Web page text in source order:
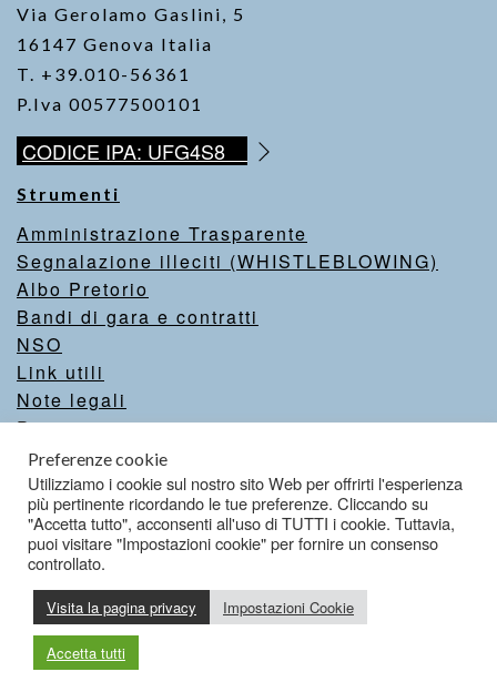
Via Gerolamo Gaslini, 5
16147 Genova Italia
T. +39.010-56361
P.Iva 00577500101
CODICE IPA: UFG4S8
Strumenti
Amministrazione Trasparente
Segnalazione illeciti (WHISTLEBLOWING)
Albo Pretorio
Bandi di gara e contratti
NSO
Link utili
Note legali
Privacy
Intranet
Valutazione del sito
Dichiarazione di accessibilità
Preferenze cookie
Utilizziamo i cookie sul nostro sito Web per offrirti l'esperienza
più pertinente ricordando le tue preferenze. Cliccando su
"Accetta tutto", acconsenti all'uso di TUTTI i cookie. Tuttavia,
puoi visitare "Impostazioni cookie" per fornire un consenso
controllato.
Visita la pagina privacy Impostazioni Cookie
Accetta tutti